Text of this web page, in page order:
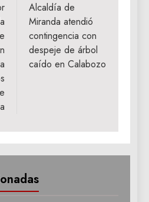
Alcaldía de
Miranda atendió
contingencia con
despeje de árbol
caído en Calabozo